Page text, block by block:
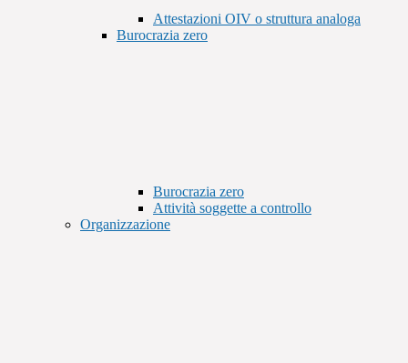
Attestazioni OIV o struttura analoga
Burocrazia zero
Burocrazia zero
Attività soggette a controllo
Organizzazione